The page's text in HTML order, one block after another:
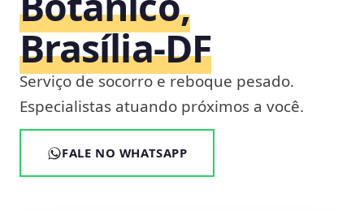
Brasília‑DF
Serviço de socorro e reboque pesado.
Especialistas atuando próximos a você.
FALE NO WHATSAPP